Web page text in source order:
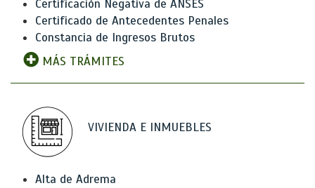
Certificación Negativa de ANSES
Certificado de Antecedentes Penales
Constancia de Ingresos Brutos
MÁS TRÁMITES
VIVIENDA E INMUEBLES
Alta de Adrema